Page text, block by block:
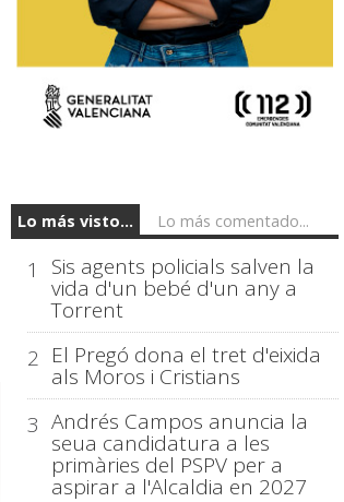
Lo más visto... Lo más comentado...
1 Sis agents policials salven la
vida d'un bebé d'un any a
Torrent
2 El Pregó dona el tret d'eixida
als Moros i Cristians
3 Andrés Campos anuncia la
seua candidatura a les
primàries del PSPV per a
aspirar a l'Alcaldia en 2027